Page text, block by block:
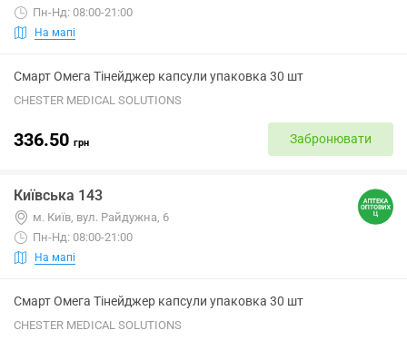
Пн-Нд: 08:00-21:00
На мапі
Смарт Омега Тінейджер капсули упаковка 30 шт
CHESTER MEDICAL SOLUTIONS
336.50 грн Забронювати
Київська 143
м. Київ, вул. Райдужна, 6
Пн-Нд: 08:00-21:00
На мапі
Смарт Омега Тінейджер капсули упаковка 30 шт
CHESTER MEDICAL SOLUTIONS